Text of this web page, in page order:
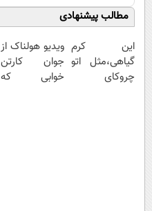
مطالب پیشنهادی
این کرم
گیاهی،مثل اتو
چروکای
ویدیو هولناک از
جوان کارتن
خوابی که